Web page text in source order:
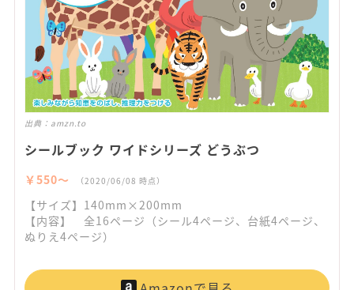
出典： amzn.to
シールブック ワイドシリーズ どうぶつ
￥550〜 （2020/06/08 時点）
【サイズ】140mm×200mm
【内容】 全16ページ（シール4ページ、台紙4ページ、
ぬりえ4ページ）